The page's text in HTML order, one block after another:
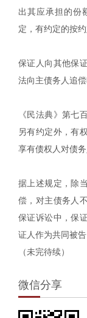
出其应承担的份
定，有约定的按
保证人向其他保
法向主债务人追
《民法典》第七
另有约定外，有
享有债权人对债
据上述规定，除
偿，对主债务人
保证诉讼中，保
证人作为共同被
（未完待续）
微信分享